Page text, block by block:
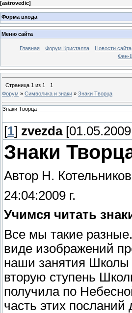
[astrovedic]
Форма входа
Меню сайта
Главная Форум Кристалла Новости сайта
Фен-
Страница 1 из 1
1
Форум » Символика и знаки » Знаки Творца
Знаки Творца
[1] zvezda
Знаки
Автор Н.
24:04:2009 г.
Учимся читать
Все мы такие
виде изображений
наши занятия Школы
вторую ступень
получила по
часть этих посланий